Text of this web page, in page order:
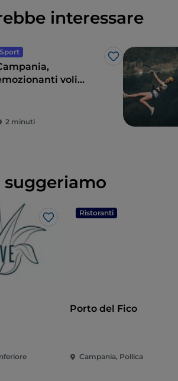
interessare
Sport
Like
voli
o sul Vesuvio
2 minuti
suggeriamo
Like
Ristoranti
Porto del Fico
Campania, Pollica